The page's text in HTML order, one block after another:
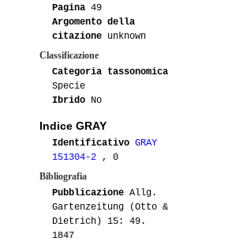
Pagina 49
Argomento della
citazione unknown
Classificazione
Categoria tassonomica
Specie
Ibrido No
Indice GRAY
Identificativo GRAY
151304-2 , 0
Bibliografia
Pubblicazione Allg.
Gartenzeitung (Otto &
Dietrich) 15: 49.
1847